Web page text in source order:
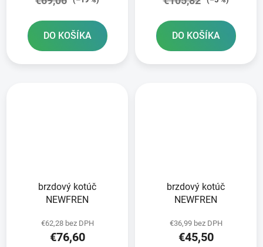
DO KOŠÍKA DO KOŠÍKA
brzdový kotúč
NEWFREN
€62,28 bez DPH
€76,60
brzdový kotúč
NEWFREN
€36,99 bez DPH
€45,50